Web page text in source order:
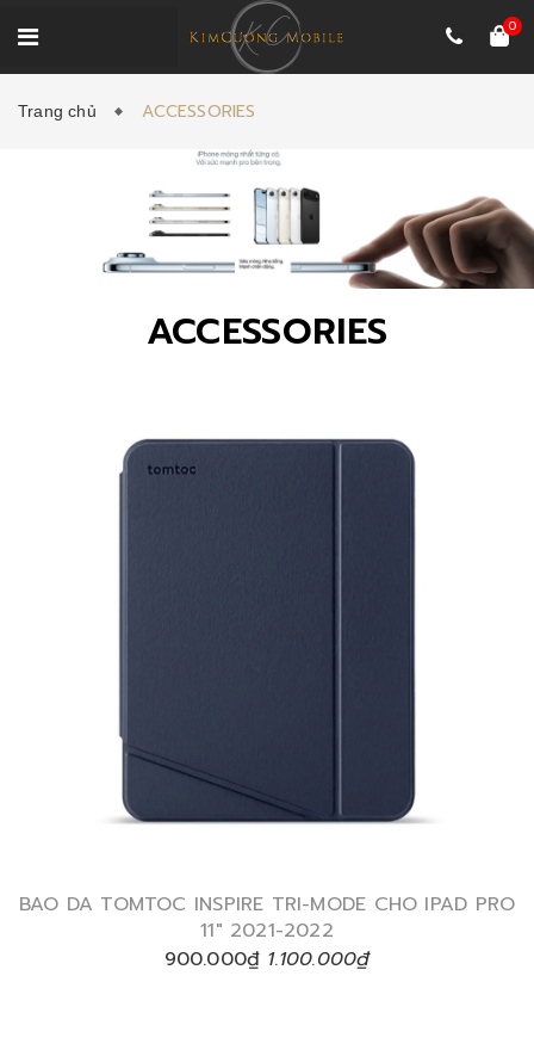
0
Trang chủ ACCESSORIES
ACCESSORIES
BAO DA TOMTOC INSPIRE TRI-MODE CHO IPAD PRO
11″ 2021-2022
900.000₫ 1.100.000₫